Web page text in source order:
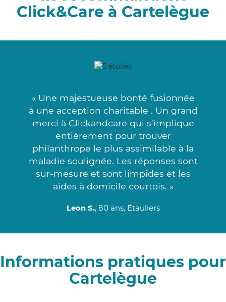
Click&Care à Cartelègue
« Une majestueuse bonté fusionnée
à une acception charitable . Un grand
merci à Clickandcare qui s'implique
entièrement pour trouver
philanthrope le plus assimilable à la
maladie soulignée. Les réponses sont
sur-mesure et sont limpides et les
aides à domicile courtois. »
Leon S., 80 ans, Étauliers
Informations pratiques pour
Cartelègue